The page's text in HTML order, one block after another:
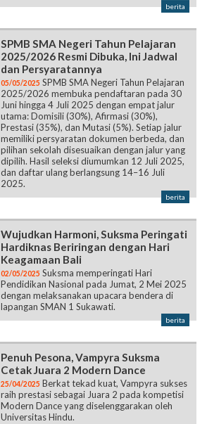
berita
SPMB SMA Negeri Tahun Pelajaran
2025/2026 Resmi Dibuka, Ini Jadwal
dan Persyaratannya
05/05/2025 SPMB SMA Negeri Tahun Pelajaran
2025/2026 membuka pendaftaran pada 30
Juni hingga 4 Juli 2025 dengan empat jalur
utama: Domisili (30%), Afirmasi (30%),
Prestasi (35%), dan Mutasi (5%). Setiap jalur
memiliki persyaratan dokumen berbeda, dan
pilihan sekolah disesuaikan dengan jalur yang
dipilih. Hasil seleksi diumumkan 12 Juli 2025,
dan daftar ulang berlangsung 14–16 Juli
2025.
berita
Wujudkan Harmoni, Suksma Peringati
Hardiknas Beriringan dengan Hari
Keagamaan Bali
02/05/2025 Suksma memperingati Hari
Pendidikan Nasional pada Jumat, 2 Mei 2025
dengan melaksanakan upacara bendera di
lapangan SMAN 1 Sukawati.
berita
Penuh Pesona, Vampyra Suksma
Cetak Juara 2 Modern Dance
25/04/2025 Berkat tekad kuat, Vampyra sukses
raih prestasi sebagai Juara 2 pada kompetisi
Modern Dance yang diselenggarakan oleh
Universitas Hindu.